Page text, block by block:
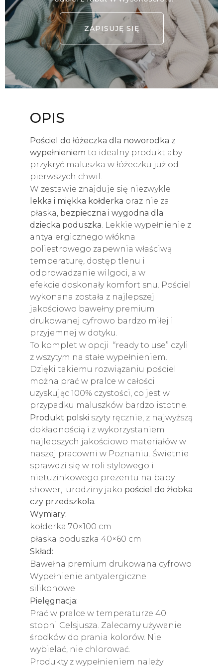
ZAPISUJĘ SIĘ
OPIS
Pościel do łóżeczka dla noworodka z
wypełnieniem to idealny produkt aby
przykryć maluszka w łóżeczku już od
pierwszych chwil.
W zestawie znajduje się niezwykle
lekka i miękka kołderka oraz nie za
płaska, bezpieczna i wygodna dla
dziecka poduszka . Lekkie wypełnienie z
antyalergicznego włókna
poliestrowego zapewnia właściwą
temperaturę, dostęp tlenu i
odprowadzanie wilgoci, a w
efekcie doskonały komfort snu. Pościel
wykonana została z najlepszej
jakościowo bawełny premium
drukowanej cyfrowo bardzo miłej i
przyjemnej w dotyku.
To komplet w opcji “ready to use” czyli
z wszytym na stałe wypełnieniem.
Dzięki takiemu rozwiązaniu pościel
można prać w pralce w całości
uzyskując 100% czystości, co jest w
przypadku maluszków bardzo istotne.
Produkt polski szyty ręcznie, z najwyższą
dokładnością i z wykorzystaniem
najlepszych jakościowo materiałów w
naszej pracowni w Poznaniu. Świetnie
sprawdzi się w roli stylowego i
nietuzinkowego prezentu na baby
shower, urodziny jako pościel do żłobka
czy przedszkola.
Wymiary:
kołderka 70×100 cm
płaska poduszka 40×60 cm
Skład:
Bawełna premium drukowana cyfrowo
Wypełnienie antyalergiczne
silikonowe
Pielęgnacja:
Prać w pralce w temperaturze 40
stopni Celsjusza. Zalecamy używanie
środków do prania kolorów. Nie
wybielać, nie chlorować.
Produkty z wypełnieniem należy